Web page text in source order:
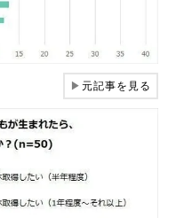
▶元記事を見る